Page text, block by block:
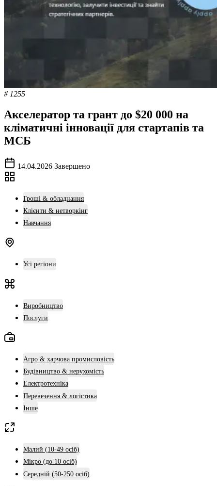
# 1255
Акселератор та грант до $20 000 на
кліматичні інновації для стартапів та
МСБ
14.04.2026 Завершено
Гроші & обладнання
Клієнти & нетворкінг
Навчання
Усі регіони
Виробництво
Послуги
Агро & харчова промисловість
Будівництво & нерухомість
Електротехніка
Перевезення & логістика
Інше
Малий (10-49 осіб)
Мікро (до 10 осіб)
Середній (50-250 осіб)